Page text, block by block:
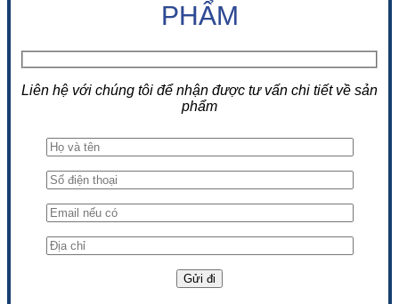
PHẨM
Liên hệ với chúng tôi để nhận được tư vấn chi tiết về sản
phẩm